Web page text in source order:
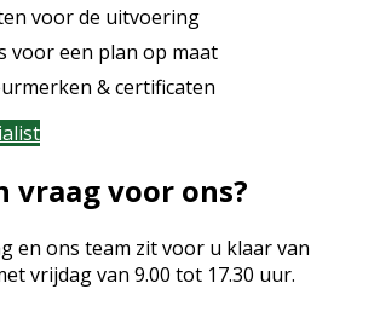
voor de uitvoering
voor een plan op maat
& certificaten
vraag voor ons?
en ons team zit voor u klaar van
vrijdag van 9.00 tot 17.30 uur.